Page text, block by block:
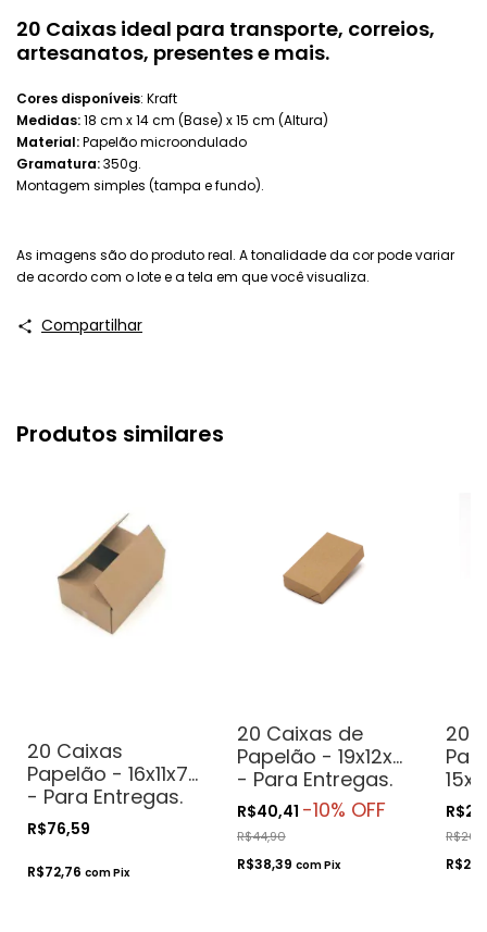
20 Caixas ideal para transporte, correios,
artesanatos, presentes e mais.
Cores disponíveis: Kraft
Medidas:18 cm x 14 cm (Base) x 15 cm (Altura)
Material:Papelão microondulado
Gramatura:350g.
Montagem simples (tampa e fundo).
As imagens são do produto real. A tonalidade da cor pode variar
de acordo com o lote e a tela em que você visualiza.
Compartilhar
Produtos similares
20 Caixas
Papelão - 16x11x7
- Para Entregas.
Transporte.
Correios
R$76,59
R$72,76 comPix
20 Caixas de
Papelão - 19x12x4
- Para Entregas.
Transporte.
Correios
R$40,41 -10% OFF
R$44,90
R$38,39 comPix
20